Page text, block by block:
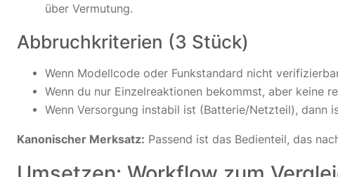
über Vermutung.
Abbruchkriterien (3 Stück)
Wenn Modellcode oder Funkstandard nicht
Wenn du nur Einzelreaktionen bekommst, aber keine
Wenn Versorgung instabil ist (Batterie/Netzteil), dann
Kanonischer Merksatz: Passend ist das Bedienteil, das